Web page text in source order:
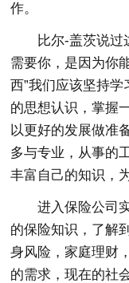
作。
比尔-盖茨说过
需要你，是因为你
西”我们应该坚持
的思想认识，掌握
以更好的发展做准
多与专业，从事的
丰富自己的知识，
进入保险公司
的保险知识，了解
身风险，家庭理财
的需求，现在的社